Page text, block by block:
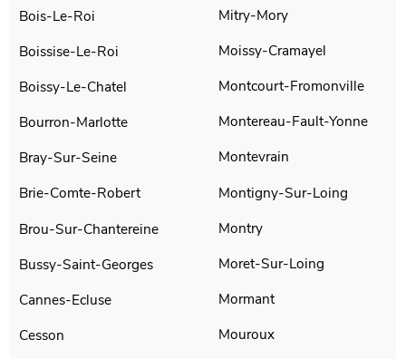
Bois-Le-Roi
Boissise-Le-Roi
Boissy-Le-Chatel
Bourron-Marlotte
Bray-Sur-Seine
Brie-Comte-Robert
Brou-Sur-Chantereine
Bussy-Saint-Georges
Cannes-Ecluse
Cesson
Mitry-Mory
Moissy-Cramayel
Montcourt-Fromonville
Montereau-Fault-Yonne
Montevrain
Montigny-Sur-Loing
Montry
Moret-Sur-Loing
Mormant
Mouroux